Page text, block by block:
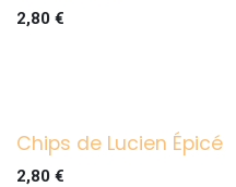
2,80 €
Chips de Lucien Épicé
2,80 €